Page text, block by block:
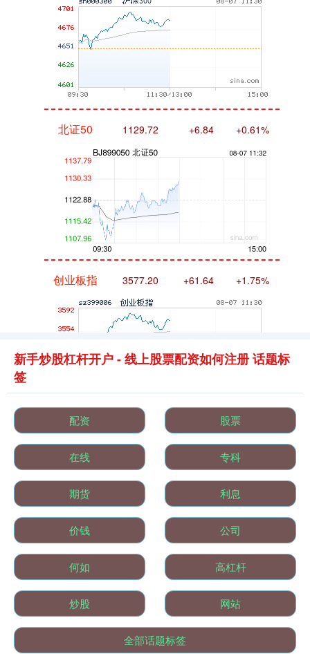
基金指数 7236.70 +0.10%
国债指数 229.64 +0.02%
新手炒股杠杆开户 - 线上股票配资如何注册 话题标
签
配资 股票
在线 专科
期货 利息
价钱 公司
何如 高杠杆
炒股 网站
全部话题标签